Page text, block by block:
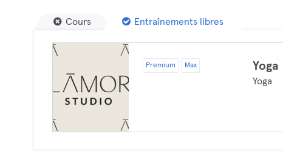
Cours Entraînements libres
Premium Max Yoga
Yoga